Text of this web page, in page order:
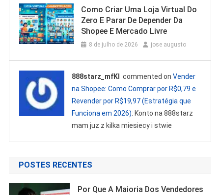
Como Criar Uma Loja Virtual Do
Zero E Parar De Depender Da
Shopee E Mercado Livre
8 de julho de 2026 jose augusto
888starz_mfKl commented onVender
na Shopee: Como Comprar por R$0,79 e
Revender por R$19,97 (Estratégia que
Funciona em 2026): Konto na 888starz
mam juz z kilka miesiecy i stwie
POSTES RECENTES
Por Que A Maioria Dos Vendedores